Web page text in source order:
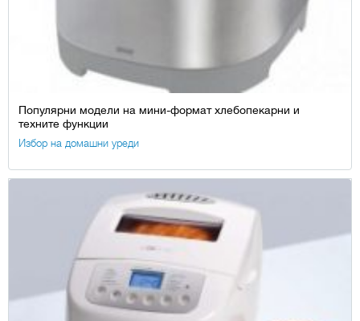
Популярни модели на мини-формат хлебопекарни и
техните функции
Избор на домашни уреди